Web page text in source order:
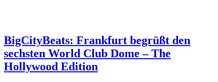
BigCityBeats: Frankfurt begrüßt den
sechsten World Club Dome – The
Hollywood Edition